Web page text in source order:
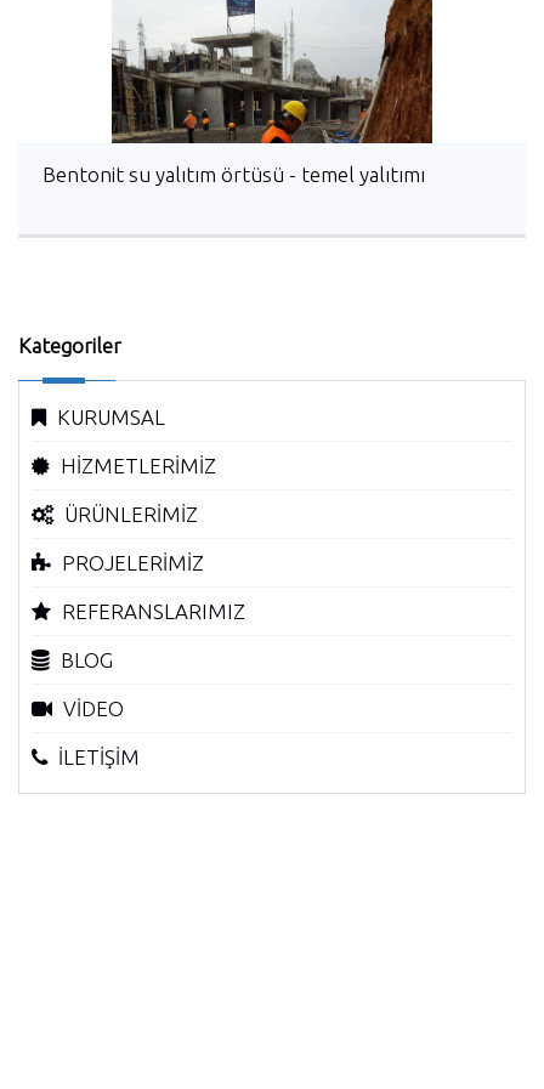
Bentonit su yalıtım örtüsü - temel yalıtımı
Kategoriler
KURUMSAL
HİZMETLERİMİZ
ÜRÜNLERİMİZ
PROJELERİMİZ
REFERANSLARIMIZ
BLOG
VİDEO
İLETİŞİM